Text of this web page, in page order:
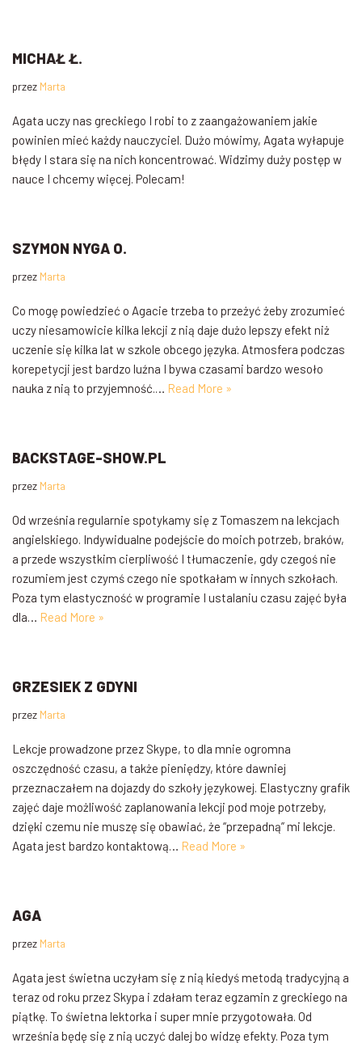
MICHAŁ Ł.
przez Marta
Agata uczy nas greckiego I robi to z zaangażowaniem jakie
powinien mieć każdy nauczyciel. Dużo mówimy, Agata wyłapuje
błędy I stara się na nich koncentrować. Widzimy duży postęp w
nauce I chcemy więcej. Polecam!
SZYMON NYGA O.
przez Marta
Co mogę powiedzieć o Agacie trzeba to przeżyć żeby zrozumieć
uczy niesamowicie kilka lekcji z nią daje dużo lepszy efekt niż
uczenie się kilka lat w szkole obcego języka. Atmosfera podczas
korepetycji jest bardzo luźna I bywa czasami bardzo wesoło
nauka z nią to przyjemność.… Read More »
BACKSTAGE-SHOW.PL
przez Marta
Od września regularnie spotykamy się z Tomaszem na lekcjach
angielskiego. Indywidualne podejście do moich potrzeb, braków,
a przede wszystkim cierpliwość I tłumaczenie, gdy czegoś nie
rozumiem jest czymś czego nie spotkałam w innych szkołach.
Poza tym elastyczność w programie I ustalaniu czasu zajęć była
dla… Read More »
GRZESIEK Z GDYNI
przez Marta
Lekcje prowadzone przez Skype, to dla mnie ogromna
oszczędność czasu, a także pieniędzy, które dawniej
przeznaczałem na dojazdy do szkoły językowej. Elastyczny grafik
zajęć daje możliwość zaplanowania lekcji pod moje potrzeby,
dzięki czemu nie muszę się obawiać, że “przepadną” mi lekcje.
Agata jest bardzo kontaktową… Read More »
AGA
przez Marta
Agata jest świetna uczyłam się z nią kiedyś metodą tradycyjną a
teraz od roku przez Skypa i zdałam teraz egzamin z greckiego na
piątkę. To świetna lektorka i super mnie przygotowała. Od
września będę się z nią uczyć dalej bo widzę efekty. Poza tym